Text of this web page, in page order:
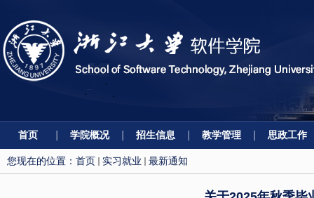
首页 学院概况 招生信息 教学管理 思政工作
您现在的位置： 首页 实习就业 最新通知